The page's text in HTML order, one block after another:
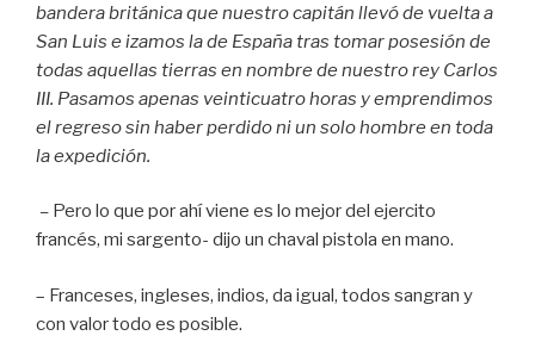
bandera británica que nuestro capitán llevó de vuelta a
San Luis e izamos la de España tras tomar posesión de
todas aquellas tierras en nombre de nuestro rey Carlos
III. Pasamos apenas veinticuatro horas y emprendimos
el regreso sin haber perdido ni un solo hombre en toda
la expedición.
– Pero lo que por ahí viene es lo mejor del ejercito
francés, mi sargento- dijo un chaval pistola en mano.
– Franceses, ingleses, indios, da igual, todos sangran y
con valor todo es posible.